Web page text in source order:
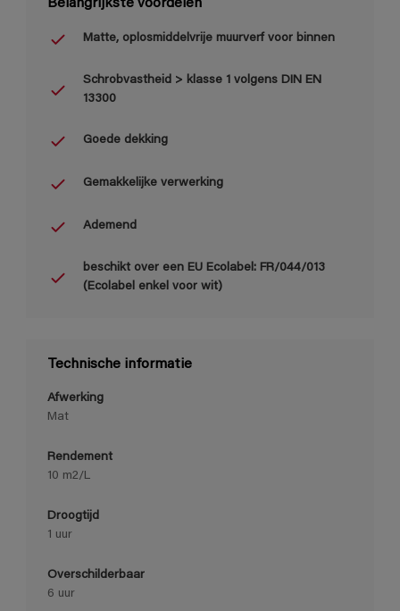
Belangrijkste voordelen
Matte, oplosmiddelvrije muurverf voor binnen
Schrobvastheid > klasse 1 volgens DIN EN
13300
Goede dekking
Gemakkelijke verwerking
Ademend
beschikt over een EU Ecolabel: FR/044/013
(Ecolabel enkel voor wit)
Technische informatie
Afwerking
Mat
Rendement
10 m2/L
Droogtijd
1 uur
Overschilderbaar
6 uur